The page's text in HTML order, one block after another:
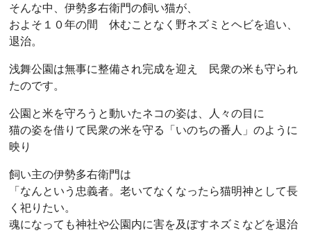
そんな中、伊勢多右衛門の飼い猫が、
およそ１０年の間 休むことなく野ネズミとヘビを追い、
退治。
浅舞公園は無事に整備され完成を迎え 民衆の米も守られ
たのです。
公園と米を守ろうと動いたネコの姿は、人々の目に
猫の姿を借りて民衆の米を守る「いのちの番人」のように
映り
飼い主の伊勢多右衛門は
「なんという忠義者。老いてなくなったら猫明神として長
く祀りたい。
魂になっても神社や公園内に害を及ぼすネズミなどを退治